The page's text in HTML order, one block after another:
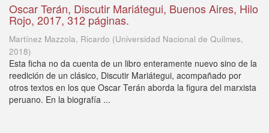
Oscar Terán, Discutir Mariátegui, Buenos Aires, Hilo
Rojo, 2017, 312 páginas.
Martínez Mazzola, Ricardo (Universidad Nacional de Quilmes,
2018)
Esta ficha no da cuenta de un libro enteramente nuevo sino de la
reedición de un clásico, Discutir Mariátegui, acompañado por
otros textos en los que Oscar Terán aborda la figura del marxista
peruano. En la biografía ...